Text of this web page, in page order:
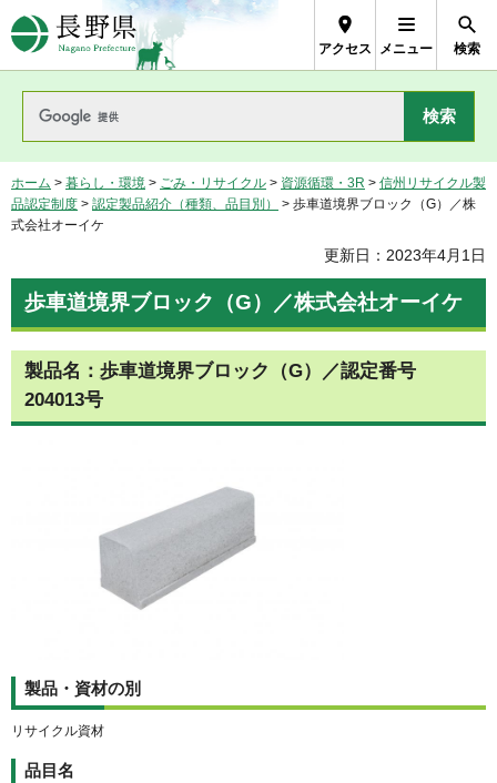
長野県Nagano Prefecture
アクセス メニュー 検索
ホーム > 暮らし・環境 > ごみ・リサイクル > 資源循環・3R > 信州リサイクル製
品認定制度 > 認定製品紹介（種類、品目別）
> 歩車道境界ブロック（G）／株
式会社オーイケ
更新日：2023年4月1日
歩車道境界ブロック（G）／株式会社オーイケ
製品名：歩車道境界ブロック（G）／認定番号
204013号
製品・資材の別
リサイクル資材
品目名